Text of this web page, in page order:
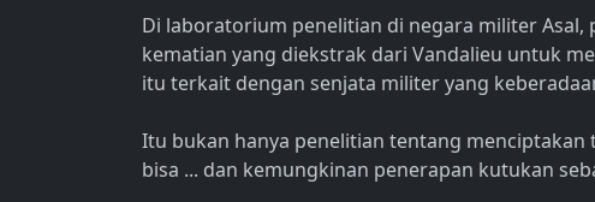
Di laboratorium penelitian di negara militer
kematian yang diekstrak dari Vandalieu untuk
itu terkait dengan senjata militer yang
Itu bukan hanya penelitian tentang
bisa ... dan kemungkinan penerapan kutukan